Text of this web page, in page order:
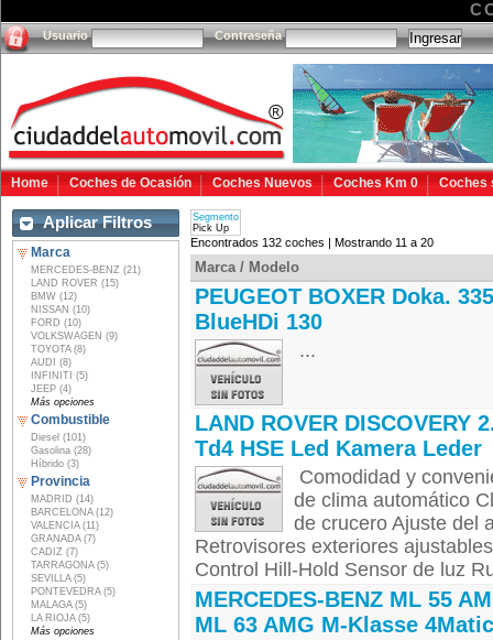
Usuario Contraseña
Home Coches de Ocasión Coches Nuevos Coches Km 0 Coches
Aplicar Filtros
Marca
MERCEDES-BENZ (21)
LAND ROVER (15)
BMW (12)
NISSAN (10)
FORD (10)
VOLKSWAGEN (9)
TOYOTA (8)
AUDI (8)
INFINITI (5)
JEEP (4)
Más opciones
Combustible
Diesel (101)
Gasolina (28)
Híbrido (3)
Provincia
MADRID (14)
BARCELONA (12)
VALENCIA (11)
GRANADA (7)
CADIZ (7)
TARRAGONA (5)
SEVILLA (5)
PONTEVEDRA (5)
MALAGA (5)
LA RIOJA (5)
Más opciones
Segmento
Pick Up
Encontrados 132 coches | Mostrando 11 a 20
Marca / Modelo
PEUGEOT BOXER Doka.
BlueHDi 130
...
LAND ROVER DISCOVERY
Td4 HSE Led Kamera Leder
Comodidad y
de clima automático
de crucero Ajuste del
Retrovisores exteriores
Control Hill-Hold Sensor de luz
MERCEDES-BENZ ML 55
ML 63 AMG M-Klasse 4Matic